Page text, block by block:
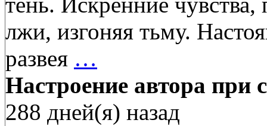
лжи, изгоняя тьму.
развея …
Настроение автора при
288 дней(я) назад